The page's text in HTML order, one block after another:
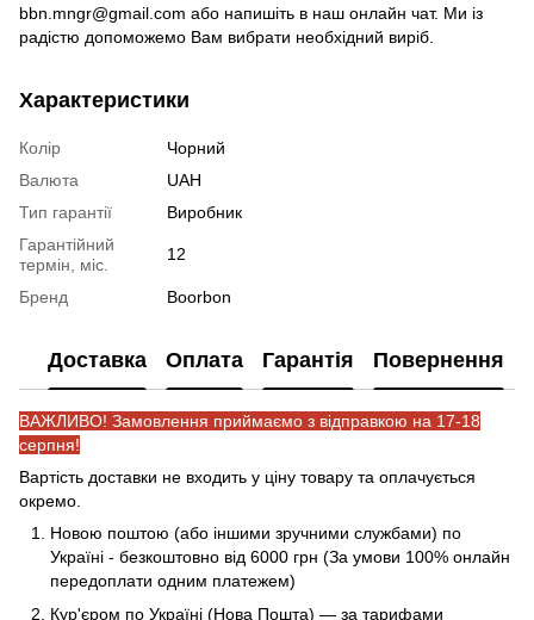
bbn.mngr@gmail.com або напишіть в наш онлайн чат. Ми із
радістю допоможемо Вам вибрати необхідний виріб.
Характеристики
Колір
Чорний
Валюта
UAH
Тип гарантії
Виробник
Гарантійний
термін, міс.
12
Бренд Boorbon
Доставка Оплата Гарантія Повернення
ВАЖЛИВО! Замовлення приймаємо з відправкою на 17-18
серпня!
Вартість доставки не входить у ціну товару та оплачується
окремо.
Новою поштою (або іншими зручними службами) по
Україні - безкоштовно від 6000 грн (За умови 100% онлайн
передоплати одним платежем)
Кур'єром по Україні (Нова Пошта) — за тарифами